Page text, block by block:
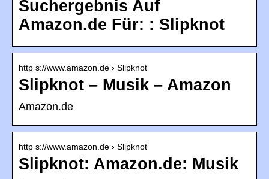
Suchergebnis Auf
Amazon.de Für: : Slipknot
http s://www.amazon.de › Slipknot
Slipknot – Musik – Amazon
Amazon.de
http s://www.amazon.de › Slipknot
Slipknot: Amazon.de: Musik